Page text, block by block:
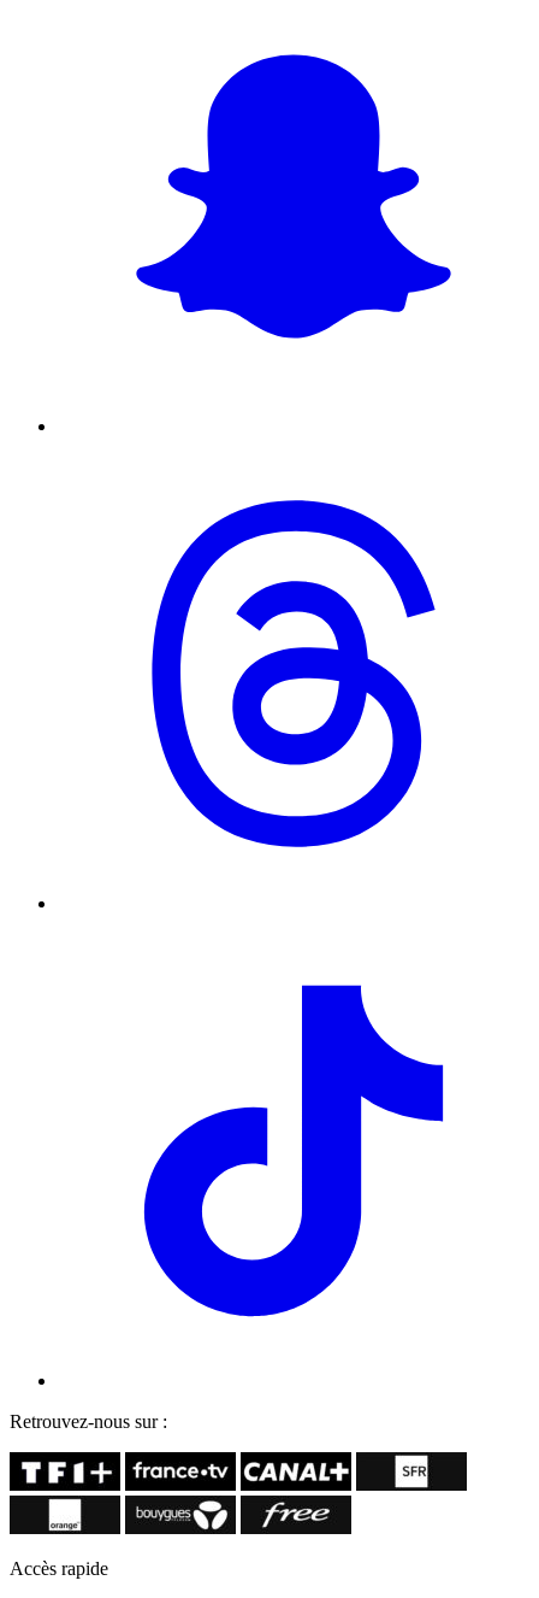
Retrouvez-nous sur :
Accès rapide